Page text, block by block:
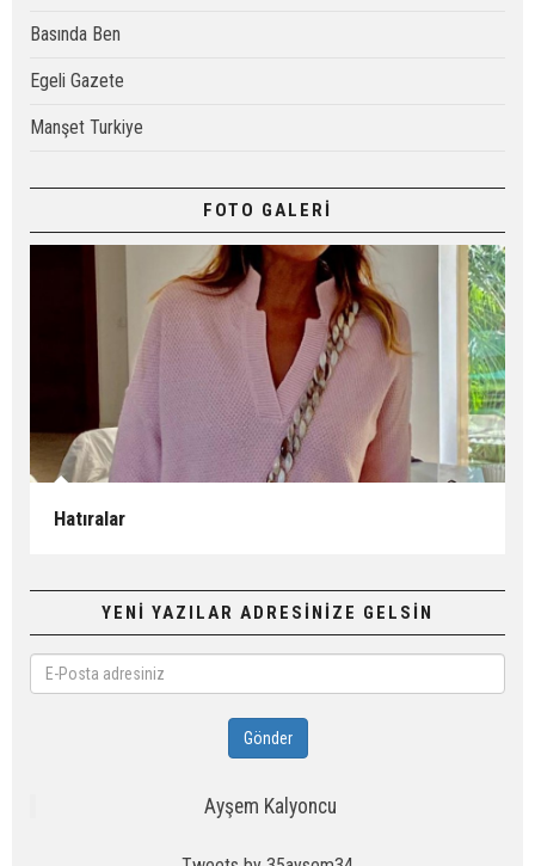
Basında Ben
Egeli Gazete
Manşet Turkiye
FOTO GALERİ
Hatıralar
YENİ YAZILAR ADRESİNİZE GELSİN
Posta
adresiniz
Gönder
Ayşem Kalyoncu